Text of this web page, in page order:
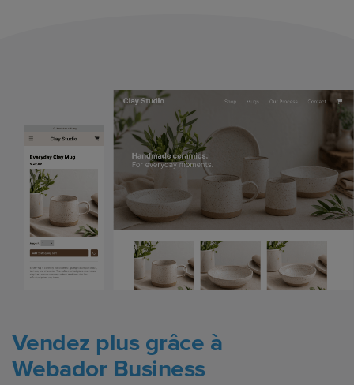
Vendez plus grâce à
Webador Business